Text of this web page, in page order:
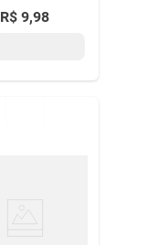
R$ 9,98